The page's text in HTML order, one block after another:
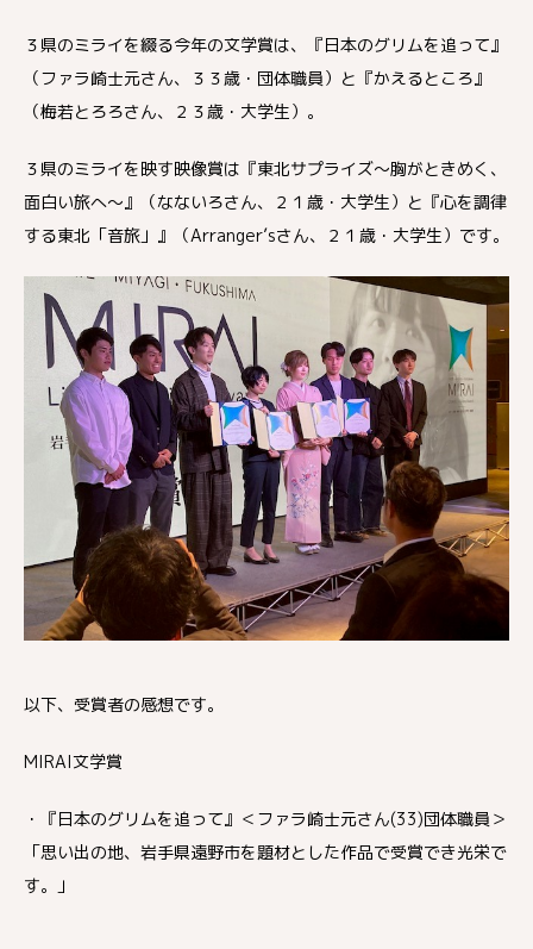
３県のミライを綴る今年の文学賞は、『日本のグリムを追って』
（ファラ崎士元さん、３３歳・団体職員）と『かえるところ』
（梅若とろろさん、２３歳・大学生）。
３県のミライを映す映像賞は『東北サプライズ～胸がときめく、
面白い旅へ～』（なないろさん、２１歳・大学生）と『心を調律
する東北「音旅」』（Arranger’sさん、２１歳・大学生）です。
以下、受賞者の感想です。
MIRAI文学賞
・『日本のグリムを追って』＜ファラ崎士元さん(33)団体職員＞
「思い出の地、岩手県遠野市を題材とした作品で受賞でき光栄で
す。」